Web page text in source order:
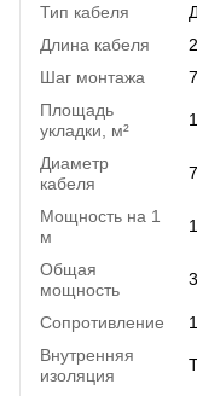
Тип кабеля
Длина кабеля
Шаг монтажа
Площадь
укладки, м²
Диаметр
кабеля
Мощность на 1
м
Общая
мощность
Сопротивление
Внутренняя
изоляция